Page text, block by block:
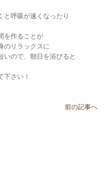
と呼吸が速くなったり
を作ることが
のリラックスに
いので、朝日を浴びると
さい！
前の記事へ